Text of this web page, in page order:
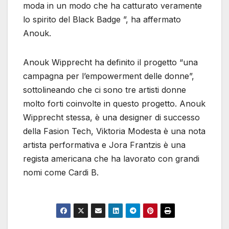
moda in un modo che ha catturato veramente
lo spirito del Black Badge ”, ha affermato
Anouk.
Anouk Wipprecht ha definito il progetto “una
campagna per l’empowerment delle donne”,
sottolineando che ci sono tre artisti donne
molto forti coinvolte in questo progetto. Anouk
Wipprecht stessa, è una designer di successo
della Fasion Tech, Viktoria Modesta è una nota
artista performativa e Jora Frantzis è una
regista americana che ha lavorato con grandi
nomi come Cardi B.